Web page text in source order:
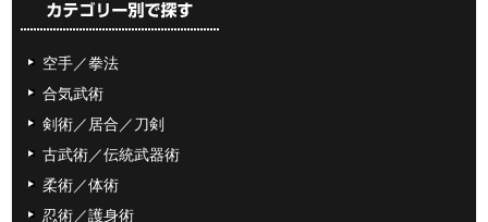
空手／拳法
合気武術
剣術／居合／刀剣
古武術／伝統武器術
柔術／体術
忍術／護身術